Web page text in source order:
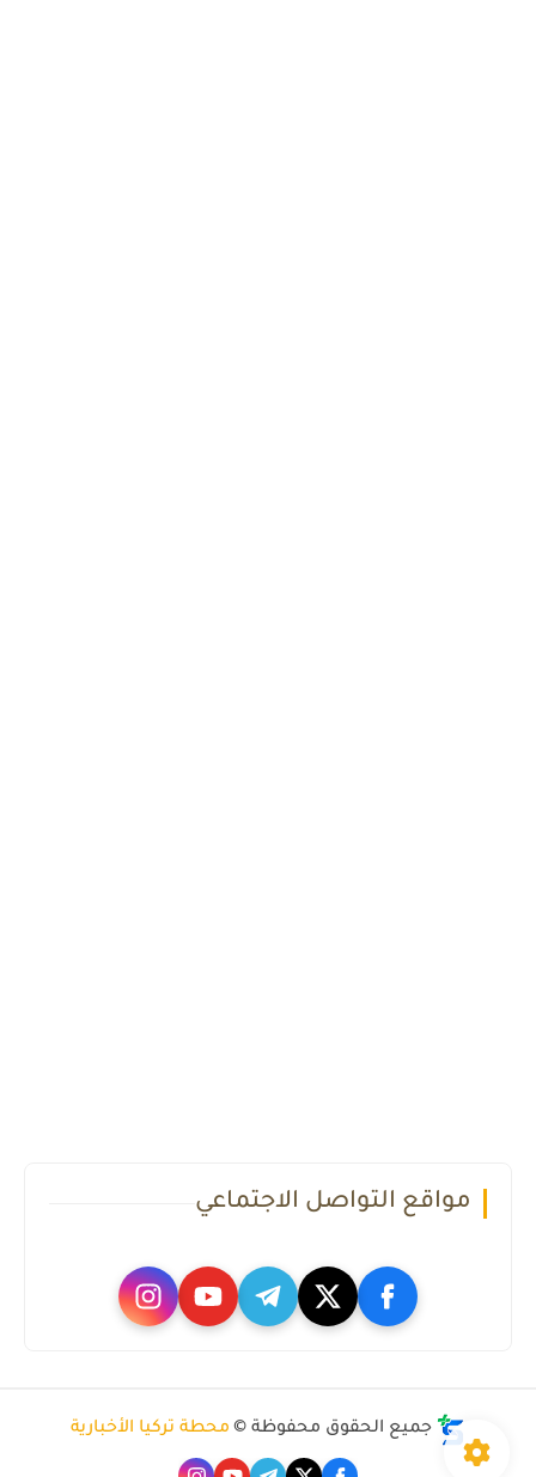
مواقع التواصل الاجتماعي
جميع الحقوق محفوظة © محطة تركيا الأخبارية